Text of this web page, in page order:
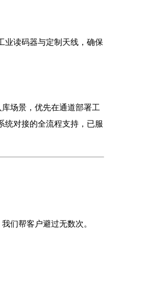
读码器与定制天线，确保
场景，优先在通道部署工
统对接的全流程支持，已服
们帮客户避过无数次。